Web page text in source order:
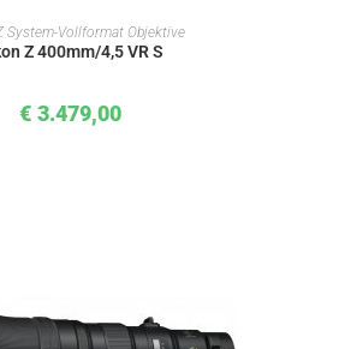
DEN WARENKORB
System-Vollformat Objektive
Z 400mm/4,5 VR S
€ 3.479,00